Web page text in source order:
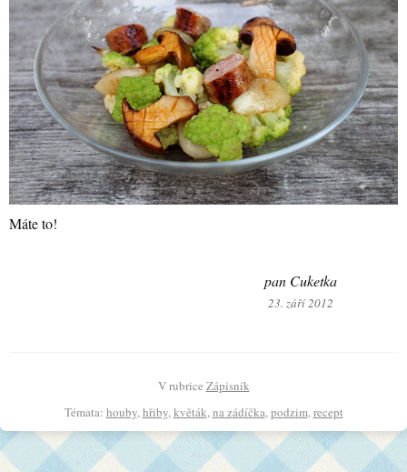
Máte to!
pan Cuketka
23. září 2012
V rubrice Zápisník
Témata: houby,hřiby,květák,na zádíčka,podzim,recept